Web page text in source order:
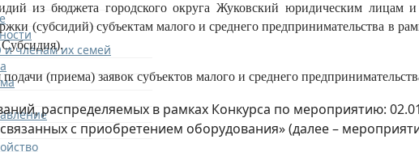
членам их семей
из бюджета городского округа Жуковский юридическим лицам
(субсидий) субъектам малого и среднего предпринимательства в
(приема) заявок субъектов малого и среднего
распределяемых в рамках Конкурса по мероприятию:
с приобретением оборудования»(далее –